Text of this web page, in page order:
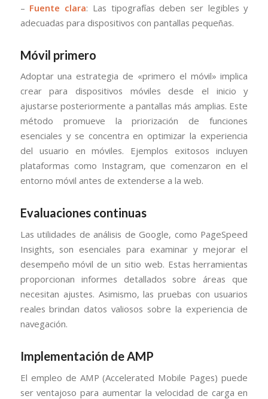
– Fuente clara: Las tipografías deben ser legibles y
adecuadas para dispositivos con pantallas pequeñas.
Móvil primero
Adoptar una estrategia de «primero el móvil» implica
crear para dispositivos móviles desde el inicio y
ajustarse posteriormente a pantallas más amplias. Este
método promueve la priorización de funciones
esenciales y se concentra en optimizar la experiencia
del usuario en móviles. Ejemplos exitosos incluyen
plataformas como Instagram, que comenzaron en el
entorno móvil antes de extenderse a la web.
Evaluaciones continuas
Las utilidades de análisis de Google, como PageSpeed
Insights, son esenciales para examinar y mejorar el
desempeño móvil de un sitio web. Estas herramientas
proporcionan informes detallados sobre áreas que
necesitan ajustes. Asimismo, las pruebas con usuarios
reales brindan datos valiosos sobre la experiencia de
navegación.
Implementación de AMP
El empleo de AMP (Accelerated Mobile Pages) puede
ser ventajoso para aumentar la velocidad de carga en